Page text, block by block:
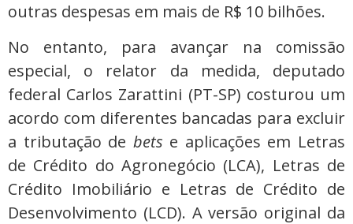
outras despesas em mais de R$ 10 bilhões.
No entanto, para avançar na comissão
especial, o relator da medida, deputado
federal Carlos Zarattini (PT-SP) costurou um
acordo com diferentes bancadas para excluir
a tributação de bets e aplicações em Letras
de Crédito do Agronegócio (LCA), Letras de
Crédito Imobiliário e Letras de Crédito de
Desenvolvimento (LCD). A versão original da